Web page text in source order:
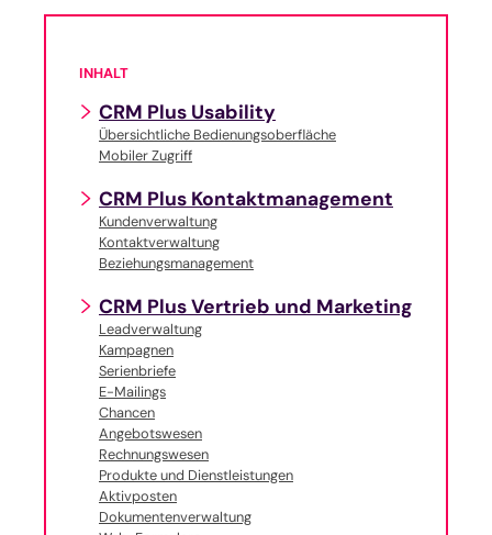
INHALT
CRM Plus Usability
Übersichtliche Bedienungsoberfläche
Mobiler Zugriff
CRM Plus Kontaktmanagement
Kundenverwaltung
Kontaktverwaltung
Beziehungsmanagement
CRM Plus Vertrieb und Marketing
Leadverwaltung
Kampagnen
Serienbriefe
E-Mailings
Chancen
Angebotswesen
Rechnungswesen
Produkte und Dienstleistungen
Aktivposten
Dokumentenverwaltung